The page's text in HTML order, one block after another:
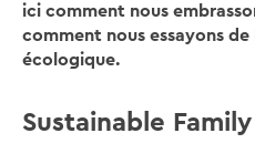
ici comment nous
comment nous essayons
écologique.
Sustainable